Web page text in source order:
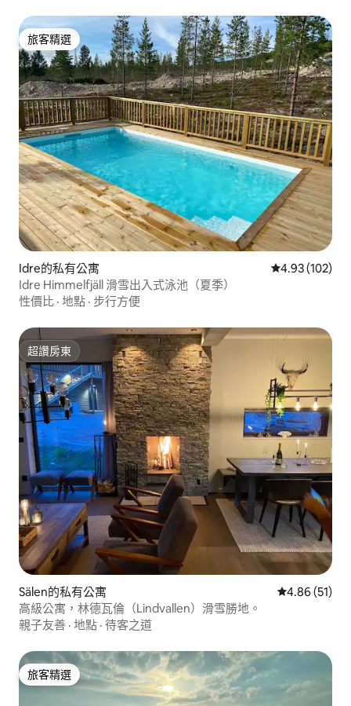
旅客精選
旅客精選
Idre的私有公寓 從 102 則評價
4.93 (102)
Idre Himmelfjäll 滑雪出入式泳池（夏季）
性價比 · 地點 · 步行方便
超讚房東
超讚房東
Sälen的私有公寓 從 51 則評價
4.86 (51)
高級公寓，林德瓦倫（Lindvallen）滑雪勝地。
親子友善 · 地點 · 待客之道
旅客精選
旅客精選